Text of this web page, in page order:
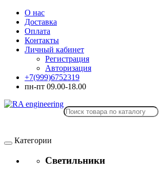
О нас
Доставка
Оплата
Контакты
Личный кабинет
Регистрация
Авторизация
+7(999)6752319
пн-пт 09.00-18.00
Категории
Светильники